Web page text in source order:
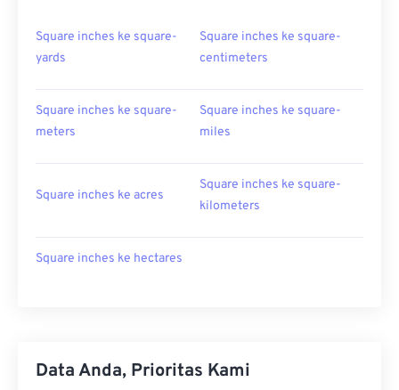
Square inches ke square-
yards
Square inches ke square-
centimeters
Square inches ke square-
meters
Square inches ke square-
miles
Square inches ke acres
Square inches ke square-
kilometers
Square inches ke hectares
Data Anda, Prioritas Kami